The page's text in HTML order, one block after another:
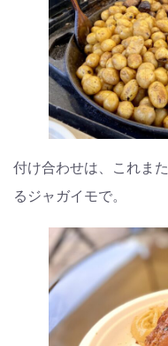
付け合わせは、これま
るジャガイモで。